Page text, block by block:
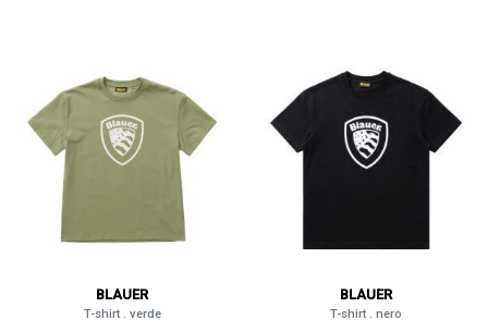
BLAUER
T-shirt . verde
BLAUER
T-shirt . nero